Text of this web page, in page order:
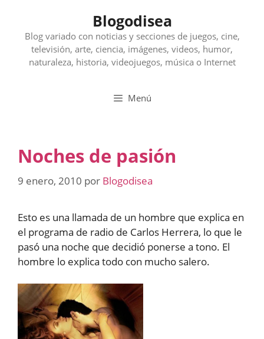
contenido
Blogodisea
Blog variado con noticias y secciones de juegos, cine,
televisión, arte, ciencia, imágenes, videos, humor,
naturaleza, historia, videojuegos, música o Internet
Menú
Noches de pasión
9 enero, 2010 por Blogodisea
Esto es una llamada de un hombre que explica en
el programa de radio de Carlos Herrera, lo que le
pasó una noche que decidió ponerse a tono. El
hombre lo explica todo con mucho salero.